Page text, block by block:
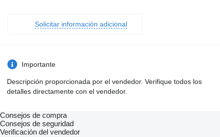
Solicitar información adicional
Importante
Descripción proporcionada por el vendedor. Verifique todos los
detalles directamente con el vendedor.
Consejos de compra
Consejos de seguridad
Verificación del vendedor